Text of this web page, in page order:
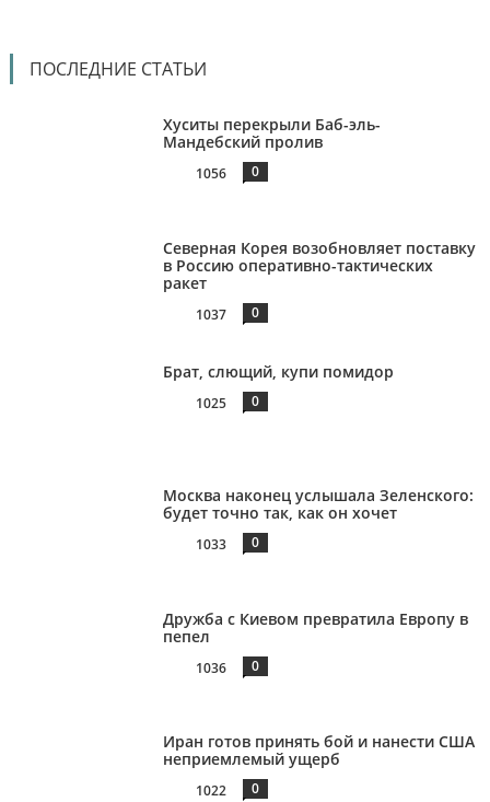
ПОСЛЕДНИЕ СТАТЬИ
Хуситы перекрыли Баб-эль-
Мандебский пролив
1056 0
Северная Корея возобновляет поставку
в Россию оперативно-тактических
ракет
1037 0
Брат, слющий, купи помидор
1025 0
Москва наконец услышала Зеленского:
будет точно так, как он хочет
1033 0
Дружба с Киевом превратила Европу в
пепел
1036 0
Иран готов принять бой и нанести США
неприемлемый ущерб
1022 0